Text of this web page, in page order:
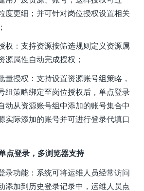
度更细；并可针对岗位授权设置相关
权：支持资源按筛选规则定义资源属
源属性自动完成授权；
量授权：支持设置资源账号组策略，
组策略绑定至岗位授权后，单点登录
动从资源账号组中添加的账号集合中
实际添加的账号并可进行登录代填口
点登录，多浏览器支持
录功能：系统可将运维人员经常访问
添加到历史登录记录中，运维人员点